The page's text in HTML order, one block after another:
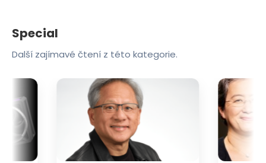
Special
Další zajímavé čtení z této kategorie.